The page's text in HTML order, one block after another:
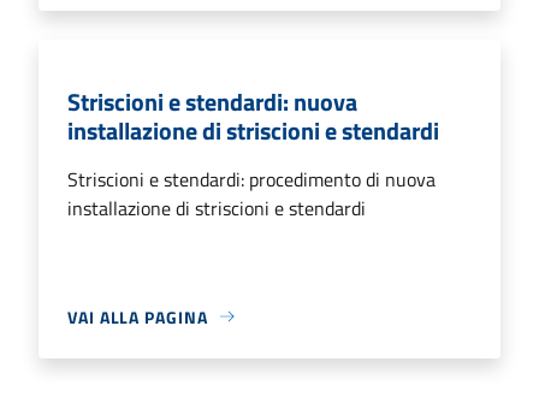
Striscioni e stendardi: nuova
installazione di striscioni e stendardi
Striscioni e stendardi: procedimento di nuova
installazione di striscioni e stendardi
VAI ALLA PAGINA